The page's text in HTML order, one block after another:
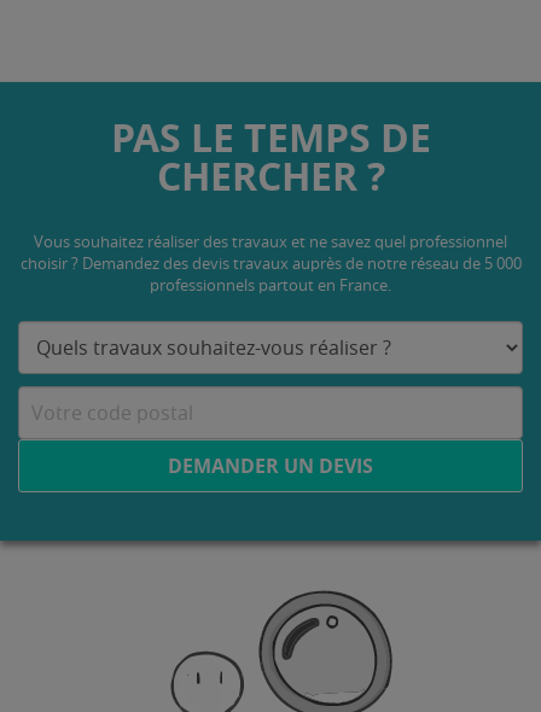
PAS LE TEMPS DE
CHERCHER ?
Vous souhaitez réaliser des travaux et ne savez quel professionnel
choisir ? Demandez des devis travaux auprès de notre réseau de 5 000
professionnels partout en France.
DEMANDER UN DEVIS